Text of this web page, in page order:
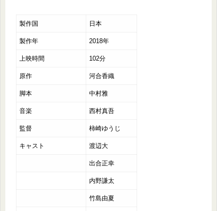
製作国 日本
製作年 2018年
上映時間 102分
原作 河合香織
脚本 中村雅
音楽 西村真吾
監督 柿崎ゆうじ
キャスト 渡辺大
出合正幸
内野謙太
竹島由夏